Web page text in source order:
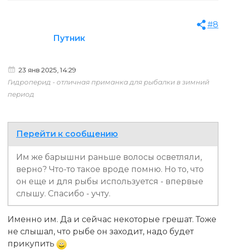
Путник
#8
23 янв 2025, 14:29
Гидроперид - отличная приманка для рыбалки в зимний
период
Перейти к сообщению
Им же барышни раньше волосы осветляли,
верно? Что-то такое вроде помню. Но то, что
он еще и для рыбы используется - впервые
слышу. Спасибо - учту.
Именно им. Да и сейчас некоторые грешат. Тоже
не слышал, что рыбе он заходит, надо будет
прикупить